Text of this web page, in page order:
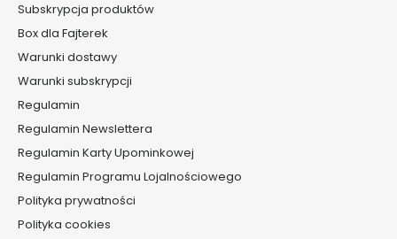
t
y
k
w
d
o
t
a
r
z
Subskrypcja produktów
Box dla Fajterek
Warunki dostawy
Warunki subskrypcji
Regulamin
Regulamin Newslettera
Regulamin Karty Upominkowej
Regulamin Programu Lojalnościowego
Polityka prywatności
Polityka cookies